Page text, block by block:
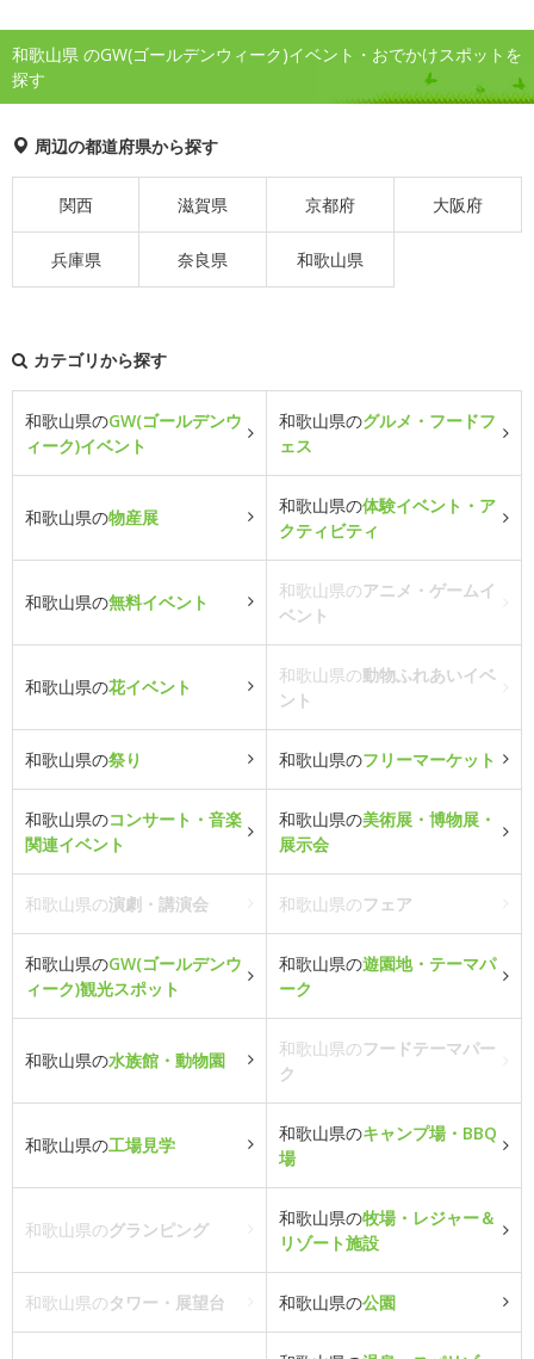
和歌山県 のGW(ゴールデンウィーク)イベント・おでかけスポットを
探す
周辺の都道府県から探す
関西 滋賀県 京都府 大阪府
兵庫県 奈良県 和歌山県
カテゴリから探す
和歌山県のGW(ゴールデンウ
ィーク)イベント
和歌山県のグルメ・フードフ
ェス
和歌山県の物産展
和歌山県の体験イベント・ア
クティビティ
和歌山県の無料イベント
和歌山県のアニメ・ゲームイ
ベント
和歌山県の花イベント
和歌山県の動物ふれあいイベ
ント
和歌山県の祭り 和歌山県のフリーマーケット
和歌山県のコンサート・音楽
関連イベント
和歌山県の美術展・博物展・
展示会
和歌山県の演劇・講演会 和歌山県のフェア
和歌山県のGW(ゴールデンウ
ィーク)観光スポット
和歌山県の遊園地・テーマパ
ーク
和歌山県の水族館・動物園
和歌山県のフードテーマパー
ク
和歌山県の工場見学
和歌山県のキャンプ場・BBQ
場
和歌山県のグランピング
和歌山県の牧場・レジャー＆
リゾート施設
和歌山県のタワー・展望台 和歌山県の公園